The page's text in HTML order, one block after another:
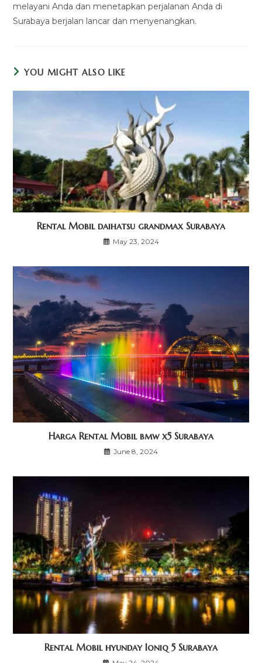
melayani Anda dan menetapkan perjalanan Anda di
Surabaya berjalan lancar dan menyenangkan.
YOU MIGHT ALSO LIKE
Rental Mobil daihatsu grandmax Surabaya
May 23, 2024
Harga Rental Mobil bmw x5 Surabaya
June 8, 2024
Rental Mobil hyunday Ioniq 5 Surabaya